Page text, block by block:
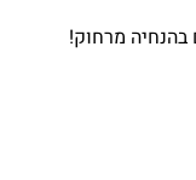
בהנחיה מרחוק!